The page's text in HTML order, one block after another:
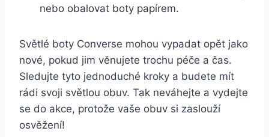
nebo obalovat ⁢boty papírem.
Světlé⁣ boty Converse mohou vypadat⁤ opět ‍jako
nové, pokud jim věnujete trochu péče a čas.
Sledujte tyto jednoduché kroky‍ a budete mít‌
rádi svoji ‌světlou obuv. Tak neváhejte a vydejte
se do ⁤akce,‍ protože‌ vaše obuv si zaslouží
osvěžení!